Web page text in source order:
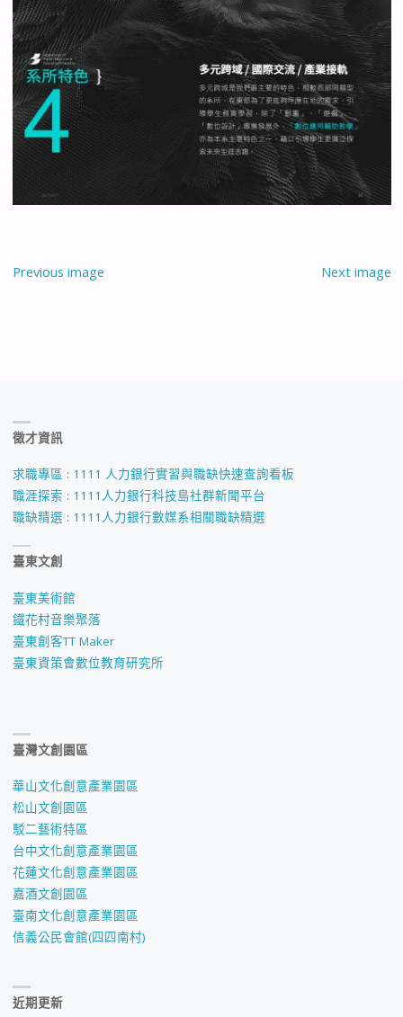
Previous image Next image
徵才資訊
求職專區 : 1111 人力銀行實習與職缺快速查詢看板
職涯探索 : 1111人力銀行科技島社群新聞平台
職缺精選 : 1111人力銀行數媒系相關職缺精選
臺東文創
臺東美術館
鐵花村音樂聚落
臺東創客TT Maker
臺東資策會數位教育研究所
臺灣文創園區
華山文化創意產業園區
松山文創園區
駁二藝術特區
台中文化創意產業園區
花蓮文化創意產業園區
嘉酒文創園區
臺南文化創意產業園區
信義公民會館(四四南村)
近期更新